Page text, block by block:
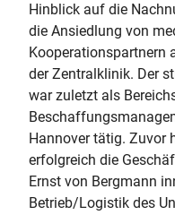
Hinblick auf die
die Ansiedlung von
Kooperationspartnern
der Zentralklinik. Der
war zuletzt als
Hannover tätig. Zuvor
erfolgreich die
Ernst von Bergmann
Betrieb/Logistik des